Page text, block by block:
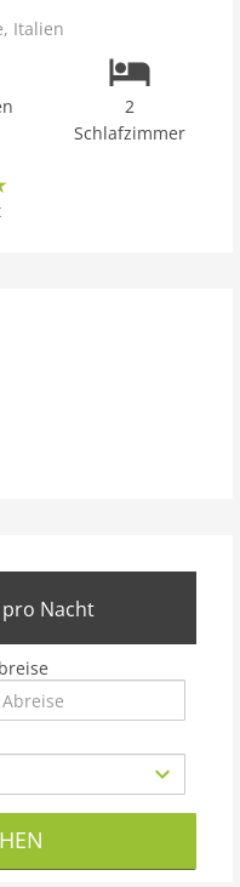
, Italien
2
Schlafzimmer
pro Nacht